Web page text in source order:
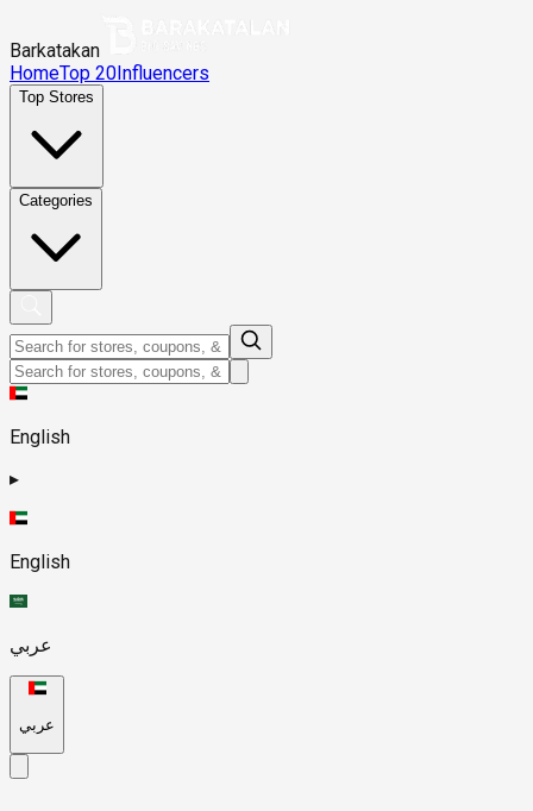
Barkatakan
HomeTop 20Influencers
Top Stores
Categories
English
▸
English
عربي
عربي